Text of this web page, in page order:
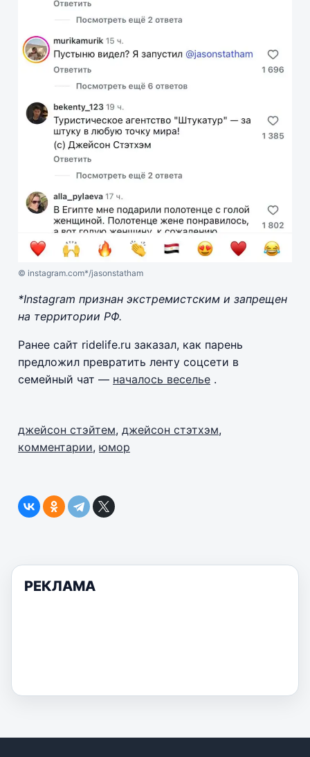
© instagram.com*/jasonstatham
*Instagram признан экстремистским и запрещен
на территории РФ.
Ранее сайт ridelife.ru заказал, как парень
предложил превратить ленту соцсети в
семейный чат — началось веселье .
джейсон стэйтем, джейсон стэтхэм,
комментарии, юмор
РЕКЛАМА